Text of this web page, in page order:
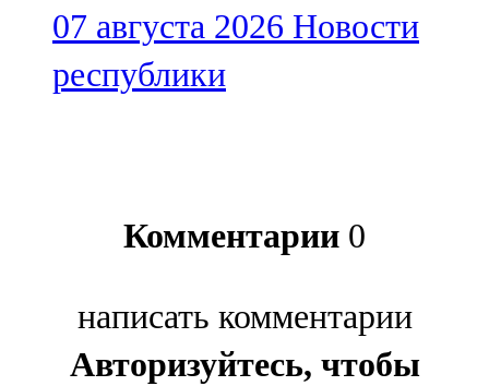
07 августа 2026 Новости
республики
Комментарии 0
написать комментарии
Авторизуйтесь, чтобы